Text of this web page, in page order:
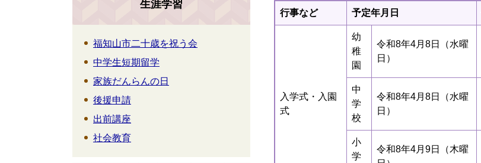
行事など 予定年月日
入学式・入園
式
幼
稚
園
令和8年4月8日（水曜
日）
中
学
校
令和8年4月8日（水曜
日）
小
学
令和8年4月9日（木曜
生涯学習
福知山市二十歳を祝う会
中学生短期留学
家族だんらんの日
後援申請
出前講座
社会教育